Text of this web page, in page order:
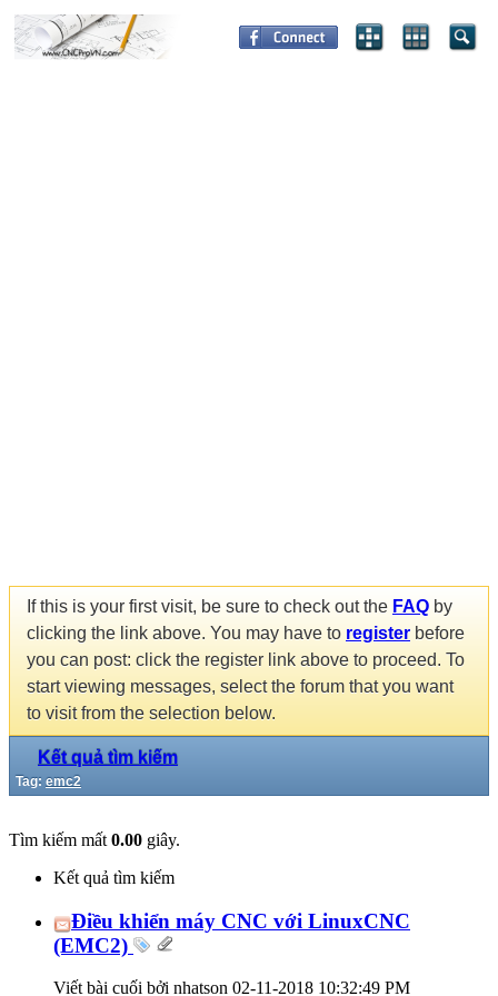
If this is your first visit, be sure to check out the FAQ by
clicking the link above. You may have to register before
you can post: click the register link above to proceed. To
start viewing messages, select the forum that you want
to visit from the selection below.
Kết quả tìm kiếm
Tag: emc2
Tìm kiếm mất 0.00 giây.
Kết quả tìm kiếm
Điều khiển máy CNC với LinuxCNC
(EMC2)
Viết bài cuối bởi nhatson 02-11-2018 10:32:49 PM